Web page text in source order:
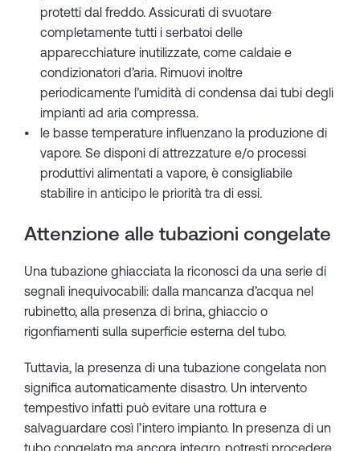
protetti dal freddo. Assicurati di svuotare
completamente tutti i serbatoi delle
apparecchiature inutilizzate, come caldaie e
condizionatori d’aria. Rimuovi inoltre
periodicamente l’umidità di condensa dai tubi degli
impianti ad aria compressa.
le basse temperature influenzano la produzione di
vapore. Se disponi di attrezzature e/o processi
produttivi alimentati a vapore, è consigliabile
stabilire in anticipo le priorità tra di essi.
Attenzione alle tubazioni congelate
Una tubazione ghiacciata la riconosci da una serie di
segnali inequivocabili: dalla mancanza d’acqua nel
rubinetto, alla presenza di brina, ghiaccio o
rigonfiamenti sulla superficie esterna del tubo.
Tuttavia, la presenza di una tubazione congelata non
significa automaticamente disastro. Un intervento
tempestivo infatti può evitare una rottura e
salvaguardare così l’intero impianto. In presenza di un
tubo congelato ma ancora integro, potresti procedere